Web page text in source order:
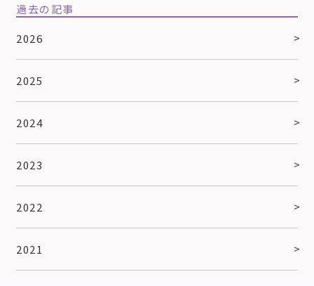
過去の記事
2026
2025
2024
2023
2022
2021